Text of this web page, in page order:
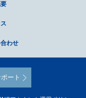
わせ
ート